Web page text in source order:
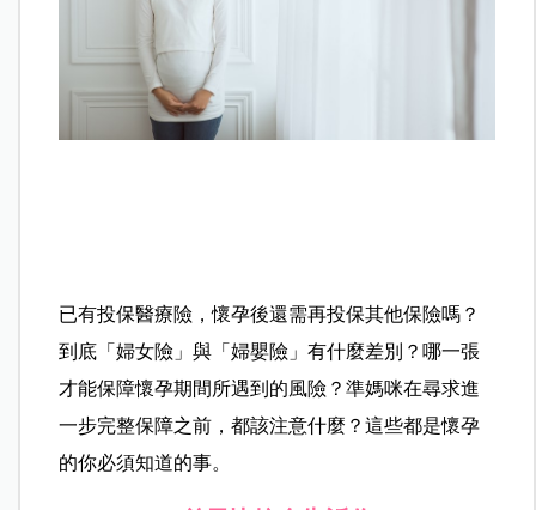
已有投保醫療險，懷孕後還需再投保其他保險嗎？
到底「婦女險」與「婦嬰險」有什麼差別？哪一張
才能保障懷孕期間所遇到的風險？準媽咪在尋求進
一步完整保障之前，都該注意什麼？這些都是懷孕
的你必須知道的事。